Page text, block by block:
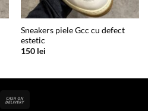
Sneakers piele Gcc cu defect
estetic
150 lei